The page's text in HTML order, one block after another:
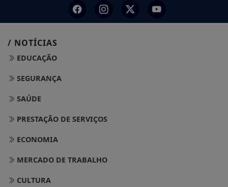
/ NOTÍCIAS
EDUCAÇÃO
SEGURANÇA
SAÚDE
PRESTAÇÃO DE SERVIÇOS
ECONOMIA
MERCADO DE TRABALHO
CULTURA